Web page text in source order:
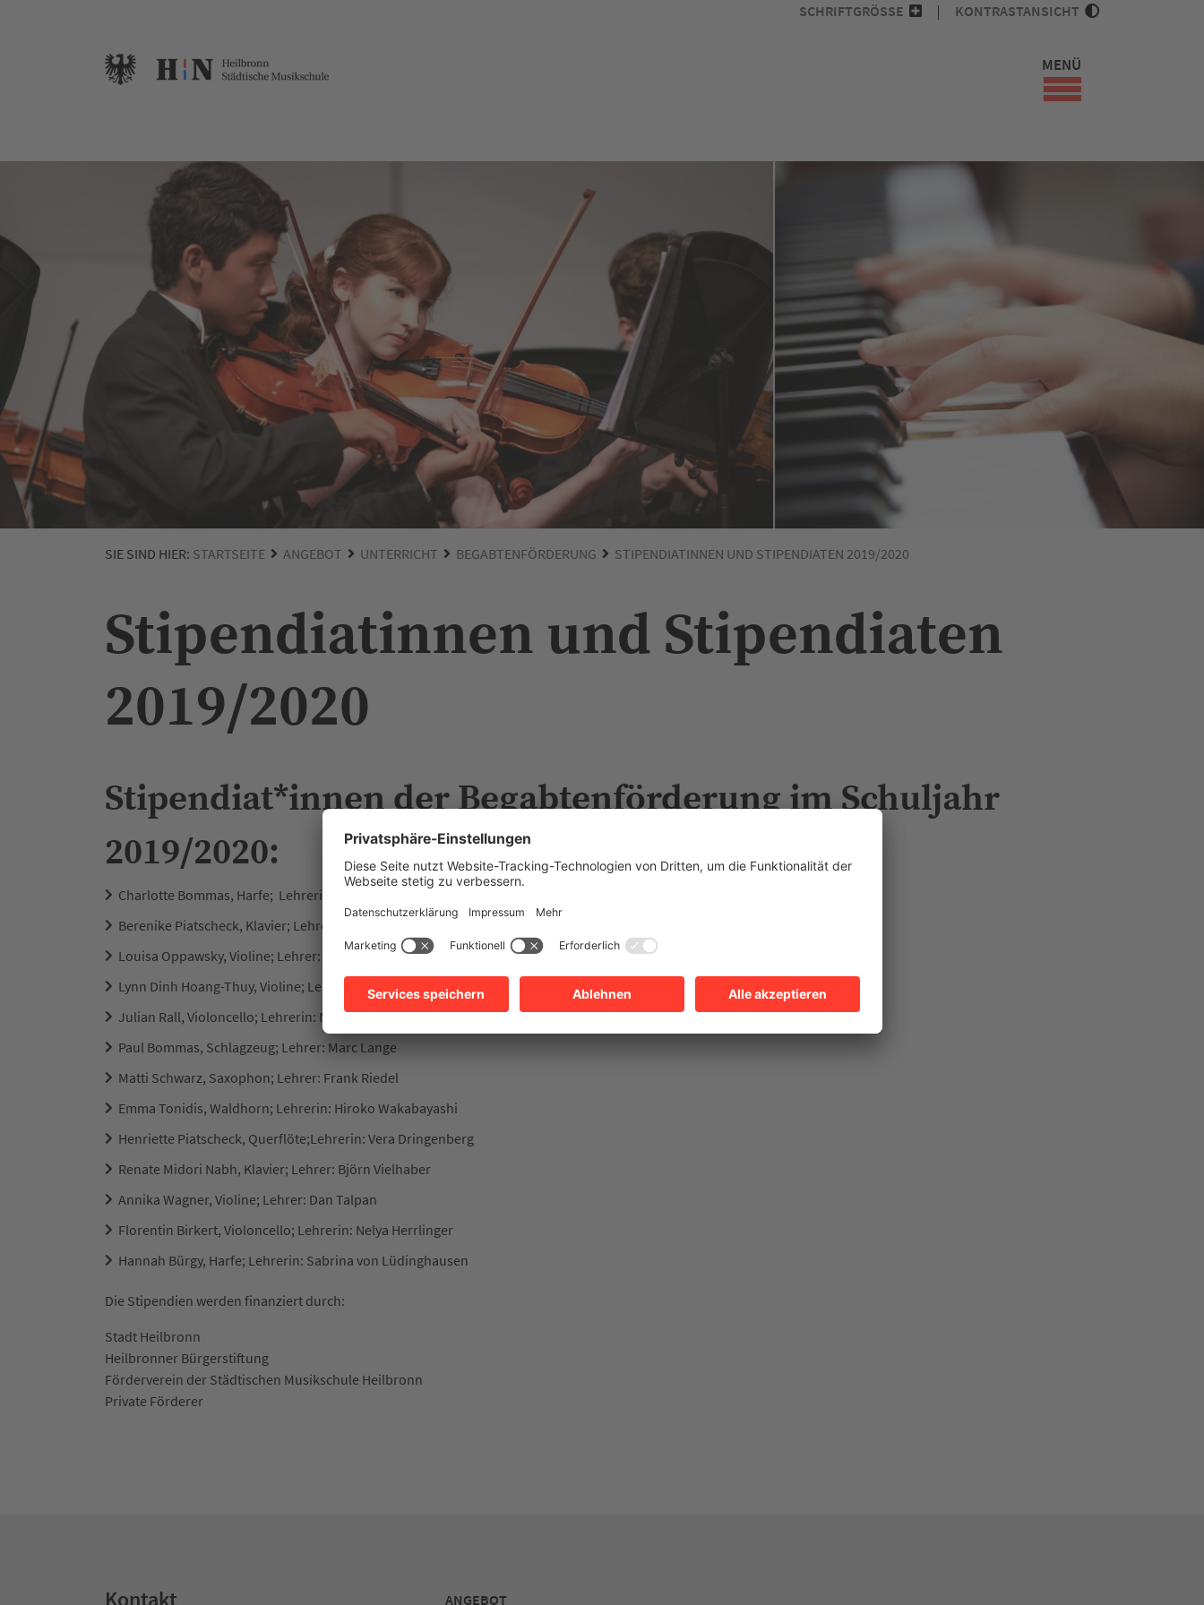
SCHRIFTGRÖSSE KONTRASTANSICHT
MENÜ
SIE SIND HIER: STARTSEITE ANGEBOT UNTERRICHT BEGABTENFÖRDERUNG STIPENDIATINNEN UND STIPENDIATEN 2019/2020
Stipendiatinnen und Stipendiaten
2019/2020
Stipendiat*innen der Begabtenförderung im Schuljahr
2019/2020:
Charlotte Bommas, Harfe; Lehrerin: Sabrina von Lüdinghausen
Berenike Piatscheck, Klavier; Lehrer: Björn Vielhaber
Louisa Oppawsky, Violine; Lehrer: Dan Talpan
Lynn Dinh Hoang-Thuy, Violine; Lehrerin:Carla Kühne
Julian Rall, Violoncello; Lehrerin: Nelya Herrlinger
Paul Bommas, Schlagzeug; Lehrer: Marc Lange
Matti Schwarz, Saxophon; Lehrer: Frank Riedel
Emma Tonidis, Waldhorn; Lehrerin: Hiroko Wakabayashi
Henriette Piatscheck, Querflöte;Lehrerin: Vera Dringenberg
Renate Midori Nabh, Klavier; Lehrer: Björn Vielhaber
Annika Wagner, Violine; Lehrer: Dan Talpan
Florentin Birkert, Violoncello; Lehrerin: Nelya Herrlinger
Hannah Bürgy, Harfe; Lehrerin: Sabrina von Lüdinghausen
Die Stipendien werden finanziert durch:
Stadt Heilbronn
Heilbronner Bürgerstiftung
Förderverein der Städtischen Musikschule Heilbronn
Private Förderer
Kontakt ANGEBOT